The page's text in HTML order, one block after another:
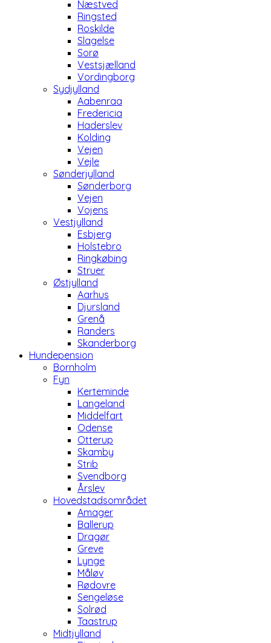
Næstved
Ringsted
Roskilde
Slagelse
Sorø
Vestsjælland
Vordingborg
Sydjylland
Aabenraa
Fredericia
Haderslev
Kolding
Vejen
Vejle
Sønderjylland
Sønderborg
Vejen
Vojens
Vestjylland
Esbjerg
Holstebro
Ringkøbing
Struer
Østjylland
Aarhus
Djursland
Grenå
Randers
Skanderborg
Hundepension
Bornholm
Fyn
Kerteminde
Langeland
Middelfart
Odense
Otterup
Skamby
Strib
Svendborg
Årslev
Hovedstadsområdet
Amager
Ballerup
Dragør
Greve
Lynge
Måløv
Rødovre
Sengeløse
Solrød
Taastrup
Midtjylland